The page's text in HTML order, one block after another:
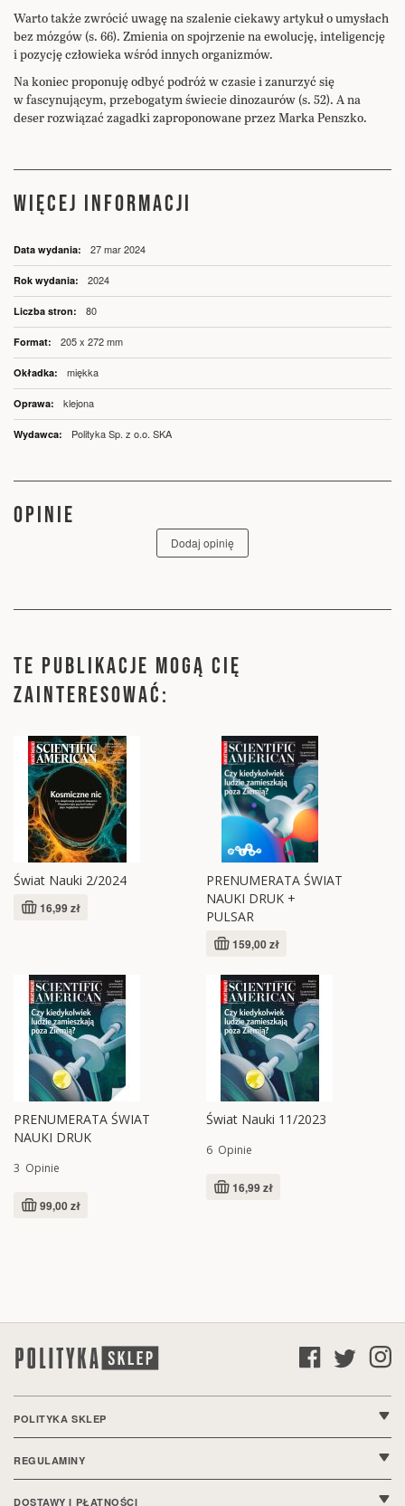
Warto także zwrócić uwagę na szalenie ciekawy artykuł o umysłach
bez mózgów (s. 66). Zmienia on spojrzenie na ewolucję, inteligencję
i pozycję człowieka wśród innych organizmów.
Na koniec proponuję odbyć podróż w czasie i zanurzyć się
w fascynującym, przebogatym świecie dinozaurów (s. 52). A na
deser rozwiązać zagadki zaproponowane przez Marka Penszko.
WIĘCEJ INFORMACJI
Więcej
informacji
27 mar 2024
2024
80
205 x 272 mm
miękka
klejona
Polityka Sp. z o.o. SKA
OPINIE
Dodaj opinię
TE PUBLIKACJE MOGĄ CIĘ
ZAINTERESOWAĆ:
Świat Nauki 2/2024
16,99 zł
PRENUMERATA ŚWIAT
NAUKI DRUK +
PULSAR
159,00 zł
PRENUMERATA ŚWIAT
NAUKI DRUK
3 Opinie
99,00 zł
Świat Nauki 11/2023
6 Opinie
16,99 zł
POLITYKA SKLEP
REGULAMINY
Regulamin sklepu
DOSTAWY I PŁATNOŚCI